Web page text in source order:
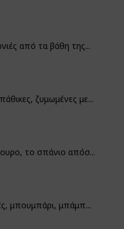
από τα βάθη της...
ζυμωμένες με...
το σπάνιο απόσ...
μπουμπάρι, μπάμπ...